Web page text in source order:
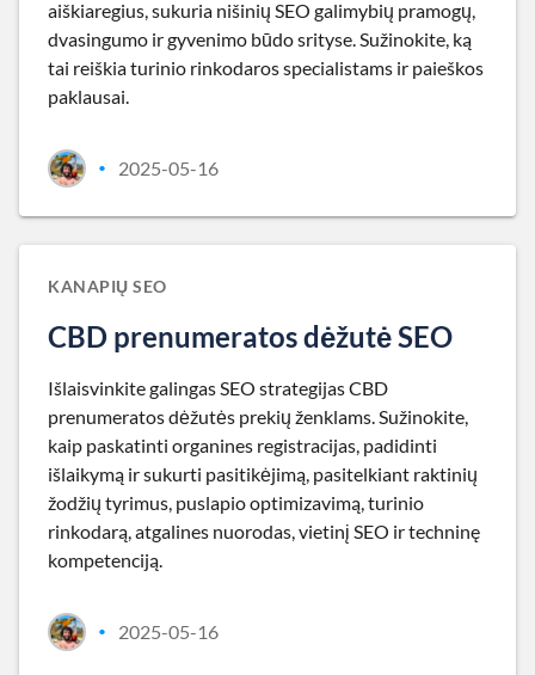
aiškiaregius, sukuria nišinių SEO galimybių pramogų,
dvasingumo ir gyvenimo būdo srityse. Sužinokite, ką
tai reiškia turinio rinkodaros specialistams ir paieškos
paklausai.
• 2025-05-16
KANAPIŲ SEO
CBD prenumeratos dėžutė SEO
Išlaisvinkite galingas SEO strategijas CBD
prenumeratos dėžutės prekių ženklams. Sužinokite,
kaip paskatinti organines registracijas, padidinti
išlaikymą ir sukurti pasitikėjimą, pasitelkiant raktinių
žodžių tyrimus, puslapio optimizavimą, turinio
rinkodarą, atgalines nuorodas, vietinį SEO ir techninę
kompetenciją.
• 2025-05-16